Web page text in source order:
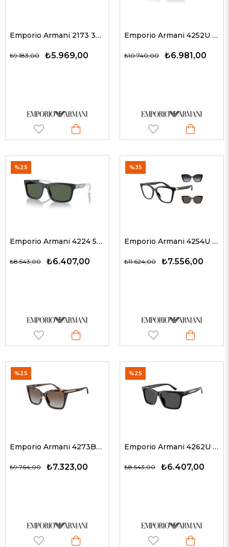
Emporio Armani 2173 300187 59 G Erkek Güneş Gözlükleri
₺5.969,00
₺9.183,00
Emporio Armani 4252U 501773 57 G Erkek Güneş Gözlükleri
₺6.981,00
₺10.740,00
Emporio Armani 4224 500171 57 G Erkek Güneş Gözlükleri
₺6.407,00
₺8.543,00
%25
Emporio Armani 4254U 50171W 52 G Kadın Güneş Gözlükleri
₺7.556,00
₺11.624,00
%35
Emporio Armani 4273BU 502689 53 G Kadın Güneş Gözlükleri
₺7.323,00
₺9.764,00
%25
Emporio Armani 4262U 501787 57 G Erkek Güneş Gözlükleri
₺6.407,00
₺8.543,00
%25